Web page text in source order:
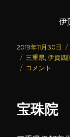
伊
投
稿
日:
2019年11月30日
タ
グ
三重県 ,伊賀四
金
コメント
宝珠院